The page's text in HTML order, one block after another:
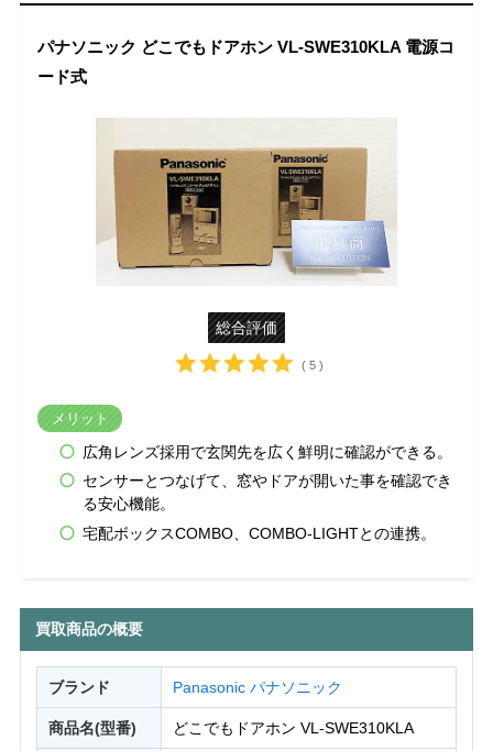
パナソニック どこでもドアホン VL-SWE310KLA 電源コ
ード式
総合評価
( 5 )
メリット
広角レンズ採用で玄関先を広く鮮明に確認ができる。
センサーとつなげて、窓やドアが開いた事を確認でき
る安心機能。
宅配ボックスCOMBO、COMBO-LIGHTとの連携。
買取商品の概要
ブランド Panasonic パナソニック
商品名(型番) どこでもドアホン VL-SWE310KLA